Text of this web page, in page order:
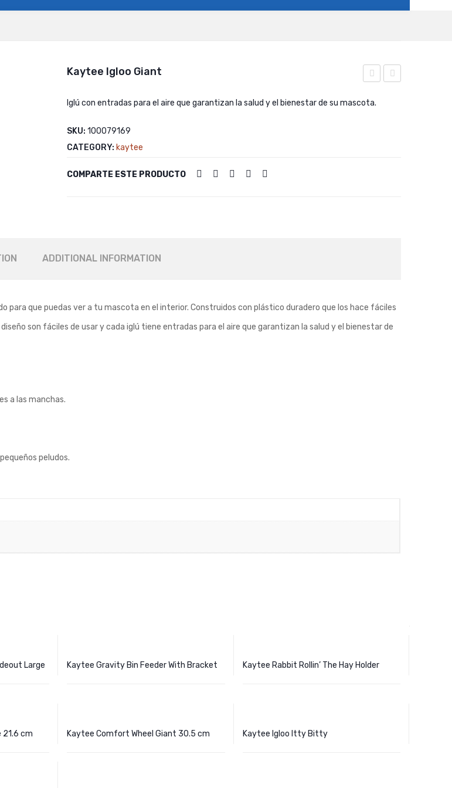
Large
Kaytee Igloo Giant
Iglú con entradas para el aire que garantizan la salud y el bienestar de su mascota.
SKU: 100079169
CATEGORY: kaytee
COMPARTE ESTE PRODUCTO
ADDITIONAL INFORMATION
para que puedas ver a tu mascota en el interior. Construidos con plástico duradero que los hace fáciles
son fáciles de usar y cada iglú tiene entradas para el aire que garantizan la salud y el bienestar de
a las manchas.
peludos.
Large Kaytee Gravity Bin Feeder With Bracket Kaytee Rabbit Rollin’ The Hay Holder
21.6 cm Kaytee Comfort Wheel Giant 30.5 cm Kaytee Igloo Itty Bitty